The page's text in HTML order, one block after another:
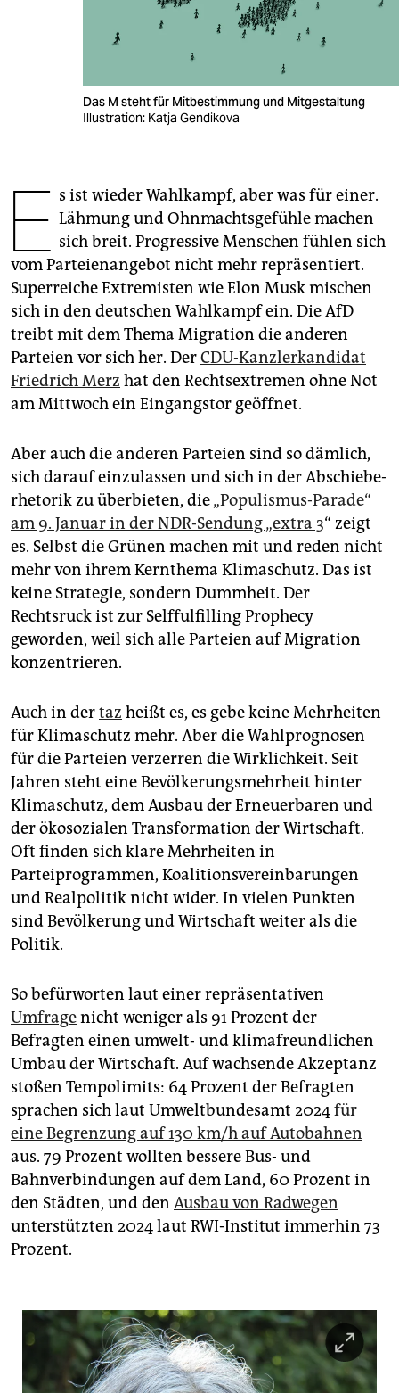
Das M steht für Mitbestimmung und Mitgestaltung
Illustration: Katja Gendikova
E s ist wieder Wahlkampf, aber was für einer.
Lähmung und Ohnmachtsgefühle machen
sich breit. Progressive Menschen fühlen sich
vom Parteienangebot nicht mehr repräsentiert.
Superreiche Extremisten wie Elon Musk mischen
sich in den deutschen Wahlkampf ein. Die AfD
treibt mit dem Thema Migration die anderen
Parteien vor sich her. DerCDU-Kanzlerkandidat
Friedrich Merz hat den Rechtsextremen ohne Not
am Mittwoch ein Eingangstor geöffnet.
Aber auch die anderen Parteien sind so dämlich,
sich darauf einzulassen und sich in der Abschiebe­
rhetorik zu überbieten, die„Populismus-Parade“
am 9. Januar in der NDR-Sendung „extra 3“ zeigt
es. Selbst die Grünen machen mit und reden nicht
mehr von ihrem Kernthema Klimaschutz. Das ist
keine Strategie, sondern Dummheit. Der
Rechtsruck ist zur Self­ful­fil­ling Pro­phe­cy
geworden, weil sich alle Parteien auf Migration
konzentrieren.
Auch in dertaz heißt es, es gebe keine Mehrheiten
für Klimaschutz mehr. Aber die Wahlprognosen
für die Parteien verzerren die Wirklichkeit. Seit
Jahren steht eine Bevölkerungsmehrheit hinter
Klimaschutz, dem Ausbau der Erneuerbaren und
der ökosozialen Transformation der Wirtschaft.
Oft finden sich klare Mehrheiten in
Parteiprogrammen, Koalitionsvereinbarungen
und Realpolitik nicht wider. In vielen Punkten
sind Bevölkerung und Wirtschaft weiter als die
Politik.
So befürworten laut einer repräsentativen
Umfragenicht weniger als 91 Pro­zent der
Befragten einen umwelt- und klimafreundlichen
Umbau der Wirtschaft. Auf wachsende Akzeptanz
stoßen Tempolimits: 64 Prozent der Befragten
sprachen sich laut Umweltbundesamt 2024für
eine Begrenzung auf 130 km/h auf Autobahnen
aus. 79 Prozent wollten bessere Bus- und
Bahnverbindungen auf dem Land, 60 Prozent in
den Städten, und den Ausbau von Radwegen
unterstützten 2024 laut RWI-Institut immerhin 73
Prozent.